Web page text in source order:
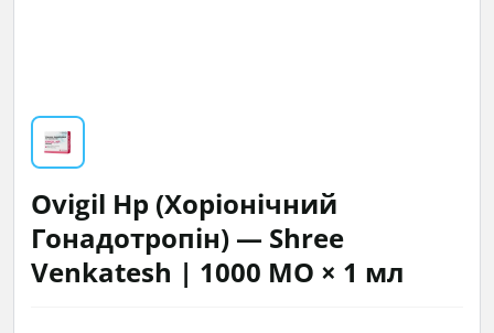
Ovigil Hp (Хоріонічний
Гонадотропін) — Shree
Venkatesh | 1000 МО × 1 мл